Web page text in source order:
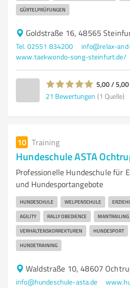
GÜRTELPRÜFUNGEN
Goldstraße 16, 48565
Tel. 02551 834200
info@relax-
www.taekwondo-song-steinfurt.de/
5,00 / 5,00
21 Bewertungen (1 Quelle)
10 Training
Hundeschule ASTA
Professionelle Hundeschule für
und Hundesportangebote
HUNDESCHULE WELPENSCHULE
AGILITY RALLY OBEDIENCE MANTRAILING
VERHALTENSKORREKTUREN HUNDESPORT
HUNDETRAINING
Waldstraße 10, 48607
info@hundeschule-asta.de